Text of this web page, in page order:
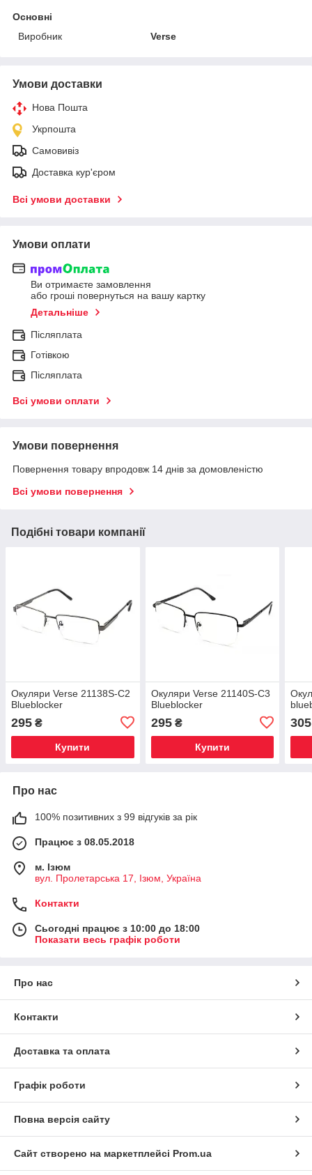
Основні
Виробник
Verse
Умови доставки
Нова Пошта
Укрпошта
Самовивіз
Доставка кур'єром
Всі умови доставки
Умови оплати
Ви отримаєте замовлення
або гроші повернуться на вашу картку
Детальніше
Післяплата
Готівкою
Післяплата
Всі умови оплати
Умови повернення
Повернення товару впродовж 14 днів за домовленістю
Всі умови повернення
Подібні товари компанії
Окуляри Verse 21138S-C2
Blueblocker
295 ₴
Купити
Окуляри Verse 21140S-C3
Blueblocker
295₴
Купити
305
Про нас
100% позитивних з 99 відгуків за рік
Працює з 08.05.2018
м. Iзюм
вул. Пролетарська 17, Iзюм, Україна
Контакти
Сьогодні працює з 10:00 до 18:00
Показати весь графік роботи
Про нас
Контакти
Доставка та оплата
Графік роботи
Повна версія сайту
Сайт створено на маркетплейсі Prom.ua